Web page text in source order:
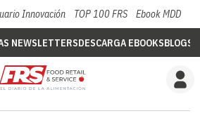
Innovación TOP 100 FRS Ebook MDD
NEWSLETTERSDESCARGA EBOOKSBLOGS